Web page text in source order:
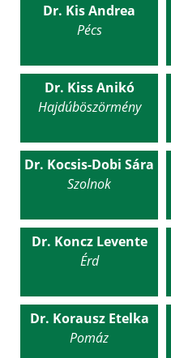
Dr. Kis Andrea
Pécs
Dr. Kiss Anikó
Hajdúböszörmény
Dr. Kocsis-Dobi Sára
Szolnok
Dr. Koncz Levente
Érd
Dr. Korausz Etelka
Pomáz